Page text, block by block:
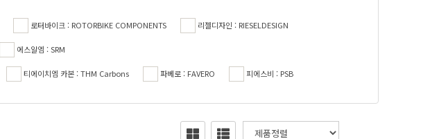
로터바이크 : ROTORBIKE COMPONENTS 리젤디자인 : RIESELDESIGN
에스알엠 : SRM
티에이치엠 카본 : THM Carbons 파베로 : FAVERO 피에스비 : PSB